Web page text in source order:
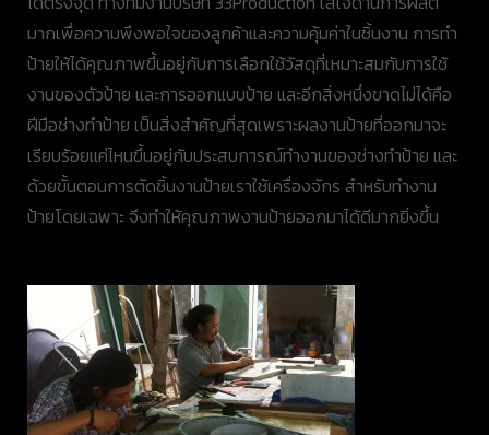
มากเพื่อความพึงพอใจของลูกค้าและความคุ้มค่าในชิ้นงาน การทำ
ป้ายให้ได้คุณภาพขึ้นอยู่กับการเลือกใช้วัสดุที่เหมาะสมกับการใช้
งานของตัวป้าย และการออกแบบป้าย และอีกสิ่งหนึ่งขาดไม่ได้คือ
ฝีมือช่างทำป้าย เป็นสิ่งสำคัญที่สุดเพราะผลงานป้ายที่ออกมาจะ
เรียบร้อยแค่ไหนขึ้นอยู่กับประสบการณ์ทำงานของช่างทำป้าย และ
ด้วยขั้นตอนการตัดชิ้นงานป้ายเราใช้เครื่องจักร สำหรับทำงาน
ป้ายโดยเฉพาะ จึงทำให้คุณภาพงานป้ายออกมาได้ดีมากยิ่งขึ้น